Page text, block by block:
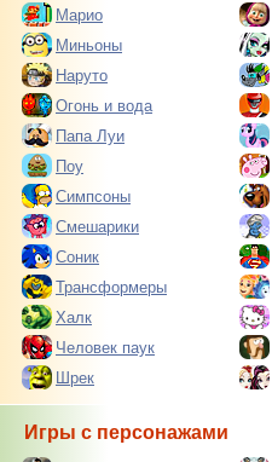
Марио
Миньоны
Наруто
Огонь и вода
Папа Луи
Поу
Симпсоны
Смешарики
Соник
Трансформеры
Халк
Человек паук
Шрек
Игры с персонажами